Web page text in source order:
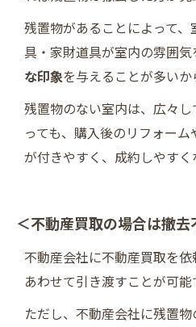
残置物があることによって
具・家財道具が室内の雰囲
な印象を与えることが多いか
残置物のない室内は、広々
っても、購入後のリフォー
が付きやすく、成約しやすく
＜不動産買取の場合は撤去
不動産会社に不動産買取を
あわせて引き渡すことが可能
ただし、不動産会社に残置